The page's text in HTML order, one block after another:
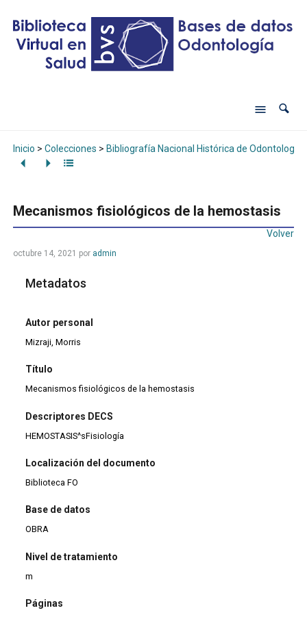
Inicio > Colecciones > Bibliografía Nacional Histórica de Odontología
Mecanismos fisiológicos de la hemostasis
Volver
octubre 14, 2021 por admin
Metadatos
Autor personal
Mizraji, Morris
Título
Mecanismos fisiológicos de la hemostasis
Descriptores DECS
HEMOSTASIS^sFisiología
Localización del documento
Biblioteca FO
Base de datos
OBRA
Nivel de tratamiento
m
Páginas